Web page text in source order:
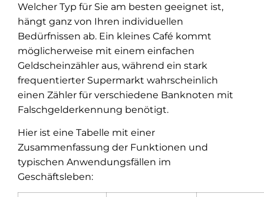
Welcher Typ für Sie am besten geeignet ist,
hängt ganz von Ihren individuellen
Bedürfnissen ab. Ein kleines Café kommt
möglicherweise mit einem einfachen
Geldscheinzähler aus, während ein stark
frequentierter Supermarkt wahrscheinlich
einen Zähler für verschiedene Banknoten mit
Falschgelderkennung benötigt.
Hier ist eine Tabelle mit einer
Zusammenfassung der Funktionen und
typischen Anwendungsfällen im
Geschäftsleben: